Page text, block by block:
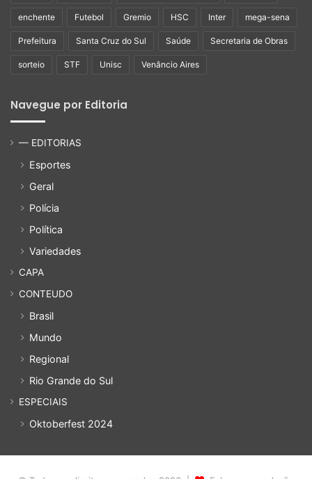
enchente Futebol Gremio HSC Inter mega-sena
Prefeitura Santa Cruz do Sul Saúde Secretaria de Obras
sorteio STF Unisc Venâncio Aires
Navegue por Editoria
— EDITORIAS
Esportes
Geral
Polícia
Política
Variedades
CAPA
CONTEUDO
Brasil
Mundo
Regional
Rio Grande do Sul
ESPECIAIS
Oktoberfest 2024